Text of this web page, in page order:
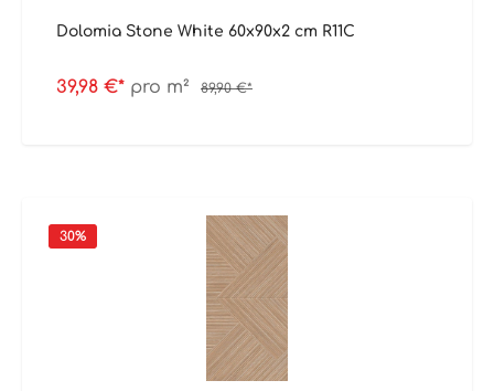
Dolomia Stone White 60x90x2 cm R11C
39,98 €* pro m² 89,90 €*
30%